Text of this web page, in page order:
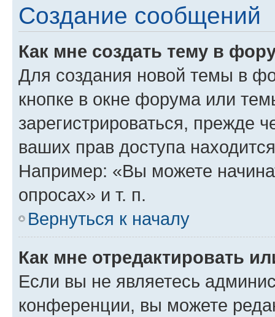
Создание сообщений
Как мне создать тему в
Для создания новой темы в
кнопке в окне форума или
зарегистрироваться, прежде
ваших прав доступа
Например: «Вы можете
опросах» и т. п.
Вернуться к началу
Как мне отредактировать
Если вы не являетесь
конференции, вы можете